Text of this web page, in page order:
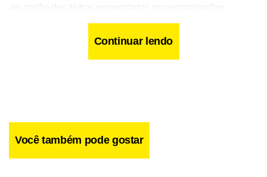
apuração dos ilícitos perpetrados por organizações
criminosas, onde, para além dos crimes contra o sistema
financeiro e lavagem de dinheiro, também se constatou a
no TRF4, desembargador federal João Pedro Gebran Neto.
Continuar lendo
Você também pode gostar